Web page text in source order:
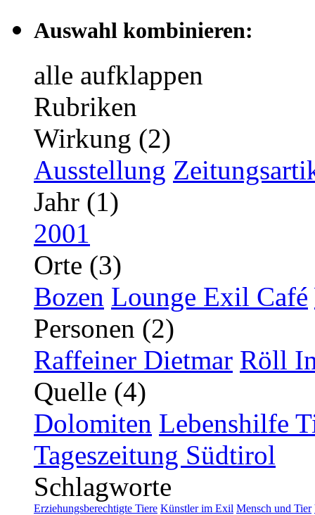
Auswahl kombinieren:
alle aufklappen
Rubriken
Wirkung (2)
Ausstellung
Jahr (1)
2001
Orte (3)
Bozen Lounge Exil Café
Personen (2)
Raffeiner Dietmar Röll
Quelle (4)
Dolomiten Lebenshilfe
Tageszeitung Südtirol
Schlagworte
Erziehungsberechtigte Tiere Künstler im Exil Mensch und Tier